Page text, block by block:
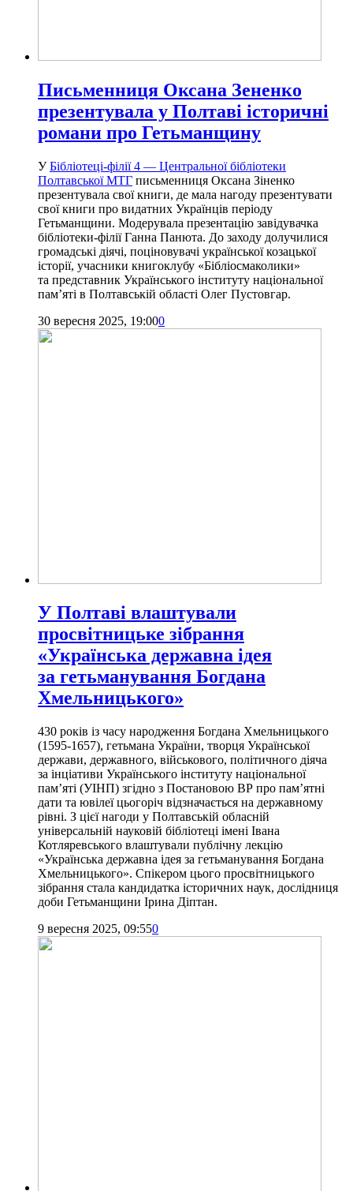
Письменниця Оксана Зененко
презентувала у Полтаві історичні
романи про Гетьманщину
УБібліотеці-філії 4 — Центральної бібліотеки
Полтавської МТГ письменниця Оксана Зіненко
презентувала свої книги, де мала нагоду презентувати
свої книги про видатних Українців періоду
Гетьманщини. Модерувала презентацію завідувачка
бібліотеки-філії Ганна Панюта. До заходу долучилися
громадські діячі, поціновувачі української козацької
історії, учасники книгоклубу «Бібліосмаколики»
та представник Українського інституту національної
пам’яті в Полтавській області Олег Пустовгар.
30 вересня 2025, 19:000
У Полтаві влаштували
просвітницьке зібрання
«Українська державна ідея
за гетьманування Богдана
Хмельницького»
430 років із часу народження Богдана Хмельницького
(1595-1657), гетьмана України, творця Української
держави, державного, військового, політичного діяча
за інціативи Українського інституту національної
пам’яті (УІНП) згідно з Постановою ВР про пам’ятні
дати та ювілеї цьогоріч відзначається на державному
рівні. З цієї нагоди у Полтавській обласній
універсальній науковій бібліотеці імені Івана
Котляревського влаштували публічну лекцію
«Українська державна ідея за гетьманування Богдана
Хмельницького». Спікером цього просвітницького
зібрання стала кандидатка історичних наук, дослідниця
доби Гетьманщини Ірина Діптан.
9 вересня 2025, 09:550